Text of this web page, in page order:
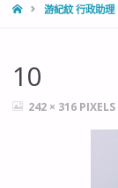
HOME游紀紋 行政助理
10
FULL242 × 316 PIXELS